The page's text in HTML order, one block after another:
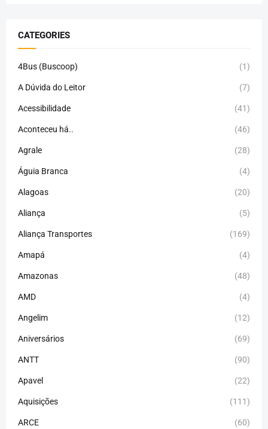
CATEGORIES
4Bus (Buscoop) (1)
A Dúvida do Leitor (7)
Acessibilidade (41)
Aconteceu há.. (46)
Agrale (28)
Águia Branca (4)
Alagoas (20)
Aliança (5)
Aliança Transportes (169)
Amapá (4)
Amazonas (48)
AMD (4)
Angelim (12)
Aniversários (69)
ANTT (90)
Apavel (22)
Aquisições (111)
ARCE (60)